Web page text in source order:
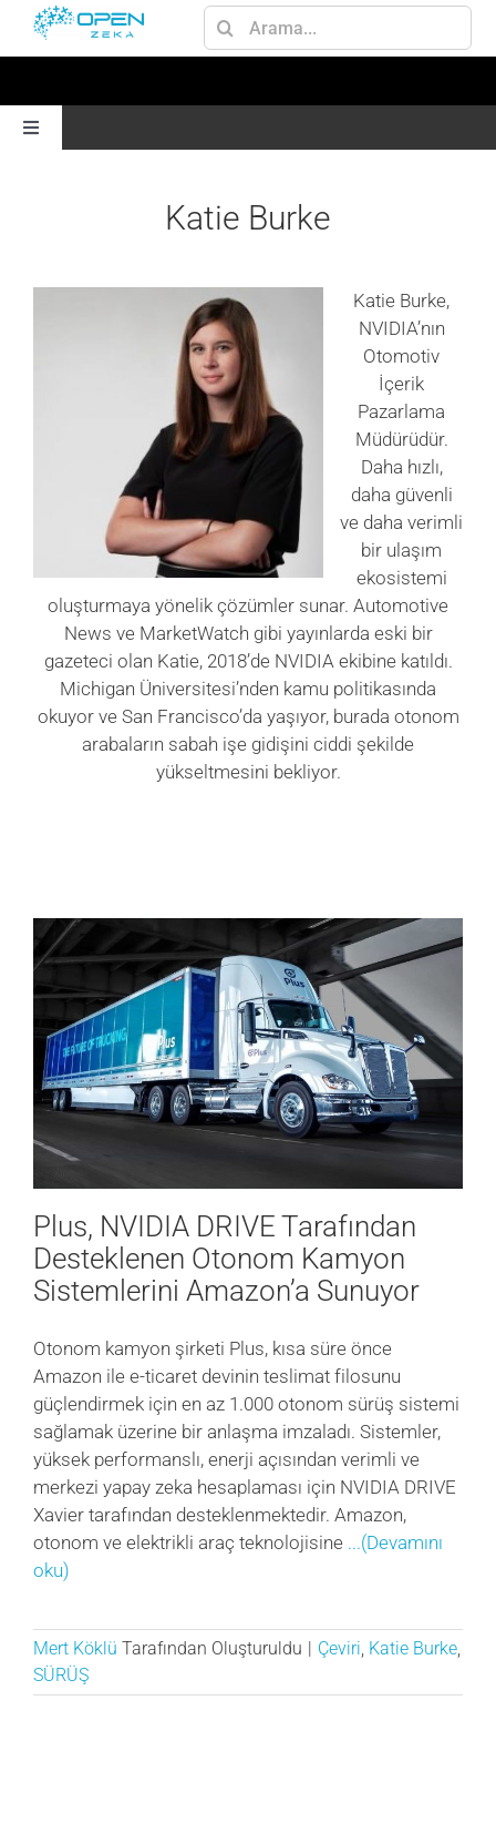
Ara:
Toggle
VERİ MERKEZİ
OYUN
SAĞLIK
Katie Burke
Katie Burke,
NVIDIA’nın
Otomotiv
İçerik
Pazarlama
Müdürüdür.
Daha hızlı,
daha güvenli
ve daha verimli
bir ulaşım
ekosistemi
oluşturmaya yönelik çözümler sunar. Automotive
News ve MarketWatch gibi yayınlarda eski bir
gazeteci olan Katie, 2018’de NVIDIA ekibine katıldı.
Michigan Üniversitesi’nden kamu politikasında
okuyor ve San Francisco’da yaşıyor, burada otonom
arabaların sabah işe gidişini ciddi şekilde
yükseltmesini bekliyor.
Plus, NVIDIA DRIVE Tarafından
Desteklenen Otonom Kamyon
Sistemlerini Amazon’a Sunuyor
Otonom kamyon şirketi Plus, kısa süre önce
Amazon ile e-ticaret devinin teslimat filosunu
güçlendirmek için en az 1.000 otonom sürüş sistemi
sağlamak üzerine bir anlaşma imzaladı. Sistemler,
yüksek performanslı, enerji açısından verimli ve
merkezi yapay zeka hesaplaması için NVIDIA DRIVE
Xavier tarafından desteklenmektedir. Amazon,
otonom ve elektrikli araç teknolojisine ...(Devamını
oku)
Mert Köklü Tarafından Oluşturuldu Çeviri, Katie Burke,
SÜRÜŞ